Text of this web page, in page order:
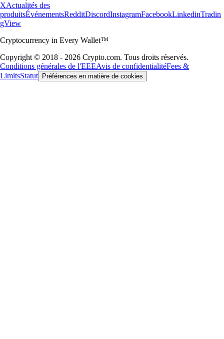
XActualités des
produitsÉvénementsRedditDiscordInstagramFacebookLinkedinTradin
gView
Cryptocurrency in Every Wallet™
Copyright © 2018 - 2026 Crypto.com. Tous droits réservés.
Conditions générales de l'EEEAvis de confidentialitéFees &
LimitsStatut Préférences en matière de cookies